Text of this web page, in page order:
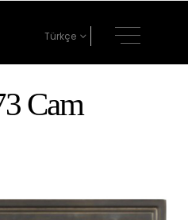
Türkçe
Cam